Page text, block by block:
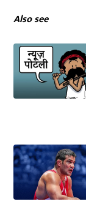
Also see